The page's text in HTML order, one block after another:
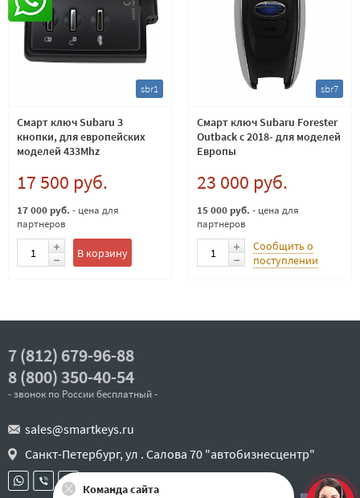
sbr1
Смарт ключ Subaru 3
кнопки, для европейских
моделей 433Mhz
17 500 руб.
17 000 руб. - цена для
партнеров
В корзину
sbr7
Смарт ключ Subaru Forester
Outback с 2018- для моделей
Европы
23 000 руб.
15 000 руб. - цена для
партнеров
Сообщить о
поступлении
7 (812) 679-96-88
8 (800) 350-40-54
- звонок по России бесплатный -
sales@smartkeys.ru
Санкт-Петербург, ул . Салова 70 "автобизнесцентр"
Команда сайта